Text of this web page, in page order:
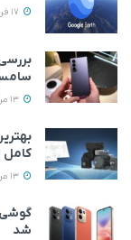
کامل
شد